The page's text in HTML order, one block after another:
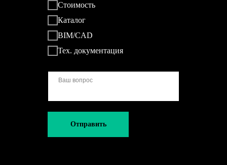
Стоимость
Каталог
BIM/CAD
Тех. документация
Отправить